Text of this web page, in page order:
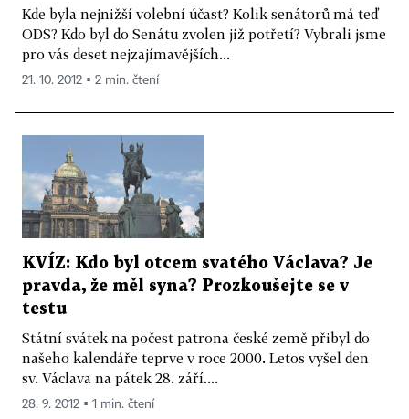
Kde byla nejnižší volební účast? Kolik senátorů má teď
ODS? Kdo byl do Senátu zvolen již potřetí? Vybrali jsme
pro vás deset nejzajímavějších...
21. 10. 2012 ▪ 2 min. čtení
KVÍZ: Kdo byl otcem svatého Václava? Je
pravda, že měl syna? Prozkoušejte se v
testu
Státní svátek na počest patrona české země přibyl do
našeho kalendáře teprve v roce 2000. Letos vyšel den
sv. Václava na pátek 28. září....
28. 9. 2012 ▪ 1 min. čtení